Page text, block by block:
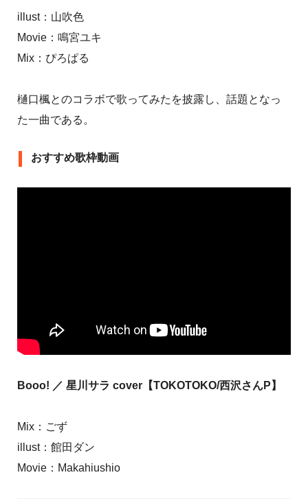
illust：山吹色
Movie：鳴宮ユキ
Mix：ぴろぱる
樋口楓とのコラボで歌ってみたを披露し、話題となっ
た一曲である。
おすすめ歌枠動画
Booo! ／ 星川サラ cover【TOKOTOKO/西沢さんP】
Mix：ごず
illust：館田ダン
Movie：Makahiushio